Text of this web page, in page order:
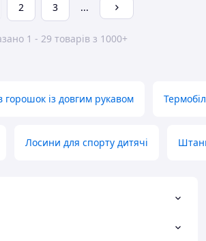
2 3 ...
1 - 29 товарів з 1000+
із довгим рукавом
Лосини для спорту дитячі